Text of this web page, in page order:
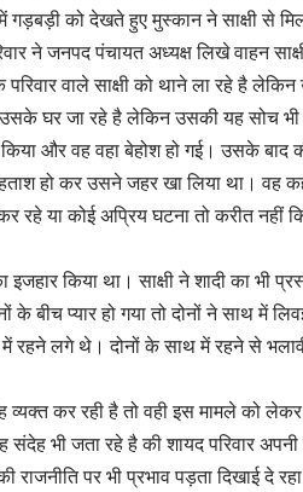
गड़बड़ी को देखते हुए मुस्कान ने साक्षी से
ने जनपद पंचायत अध्यक्ष लिखे वाहन
वाले साक्षी को थाने ला रहे है
उसके घर जा रहे है लेकिन उसकी यह सोच
और वह वहा बेहोश हो गई। उसके बाद
हो कर उसने जहर खा लिया था। वह
रहे या कोई अप्रिय घटना तो करीत नहीं
किया था। साक्षी ने शादी का भी
बीच प्यार हो गया तो दोनों ने साथ में
रहने लगे थे। दोनों के साथ में रहने से भलावी
कर रही है तो वही इस मामले को लेकर
संदेह भी जता रहे है की शायद परिवार
पर भी प्रभाव पड़ता दिखाई दे